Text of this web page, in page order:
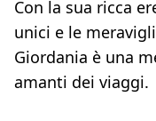
Con la sua ricca
unici e le
Giordania è una
amanti dei viaggi.